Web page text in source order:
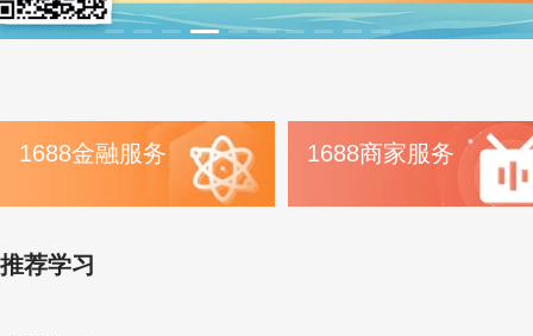
1688金融服务 1688商家服务
推荐学习